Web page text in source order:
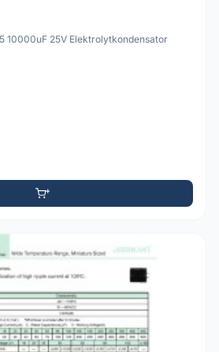
10000uF 25V Elektrolytkondensator